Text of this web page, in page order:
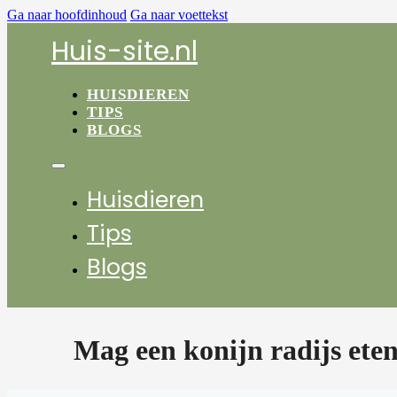
Ga naar hoofdinhoud Ga naar voettekst
Huis-site.nl
HUISDIEREN
TIPS
BLOGS
Huisdieren
Tips
Blogs
Mag een konijn radijs